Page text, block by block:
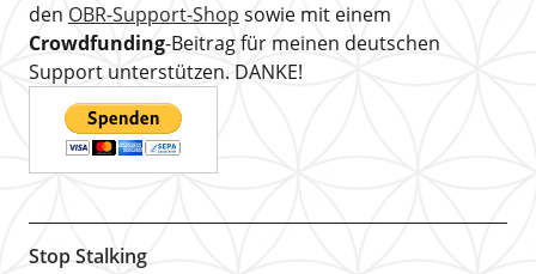
den OBR-Support-Shop sowie mit einem
Crowdfunding-Beitrag für meinen deutschen
Support unterstützen. DANKE!
Stop Stalking